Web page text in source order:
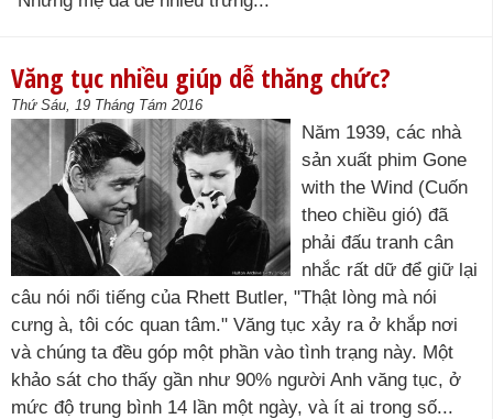
Văng tục nhiều giúp dễ thăng chức?
Thứ Sáu, 19 Tháng Tám 2016
Năm 1939, các nhà
sản xuất phim Gone
with the Wind (Cuốn
theo chiều gió) đã
phải đấu tranh cân
nhắc rất dữ để giữ lại
câu nói nổi tiếng của Rhett Butler, "Thật lòng mà nói
cưng à, tôi cóc quan tâm." Văng tục xảy ra ở khắp nơi
và chúng ta đều góp một phần vào tình trạng này. Một
khảo sát cho thấy gần như 90% người Anh văng tục, ở
mức độ trung bình 14 lần một ngày, và ít ai trong số...